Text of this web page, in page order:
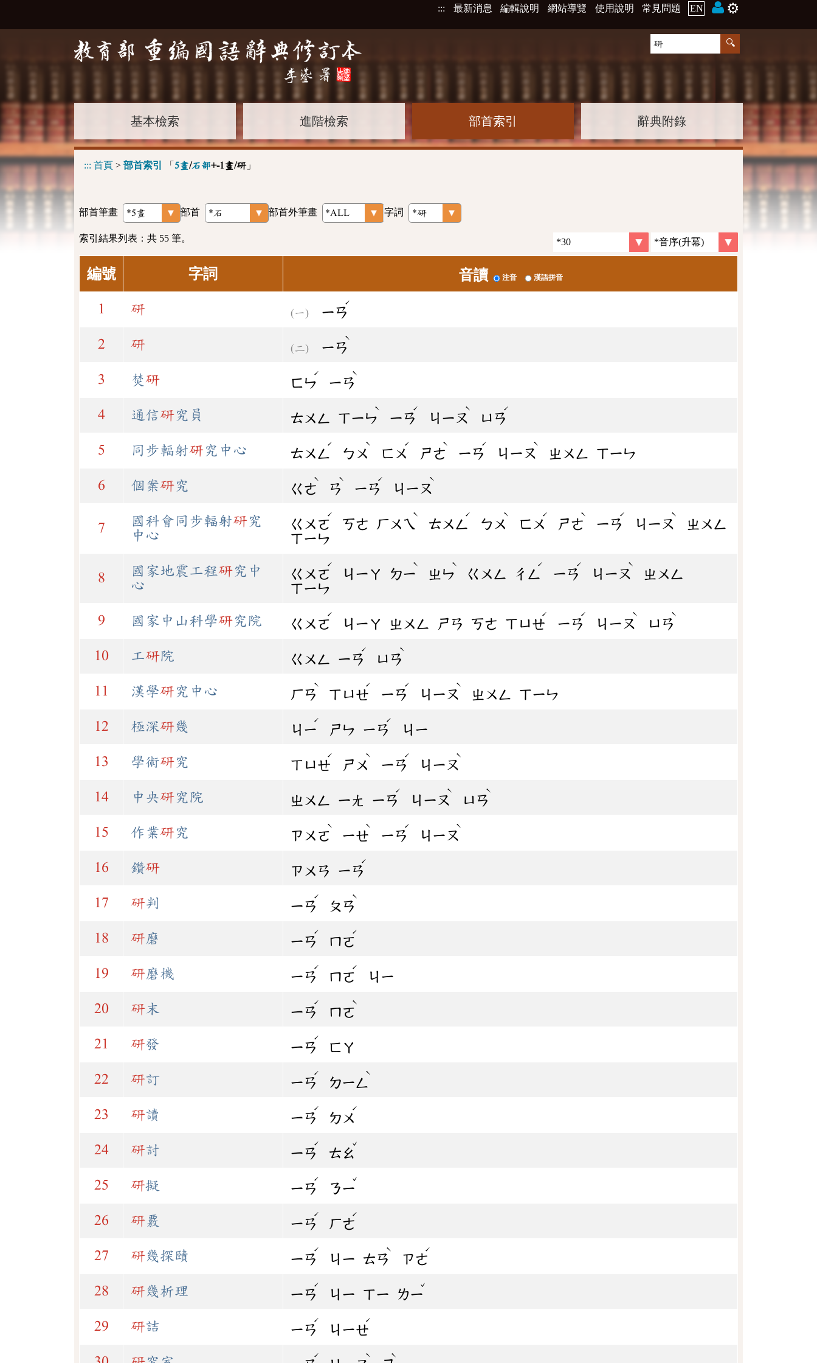
::: 最新消息 編輯說明 網站導覽 使用說明 常見問題 EN ⚙️
基本檢索 進階檢索 部首索引 辭典附錄
::: 首頁 > 部首索引 「 5畫/石部+-1畫/研」
部首筆畫 部首 部首外筆畫 字詞
索引結果列表：共 55 筆。
編號 字詞 音讀 注音 漢語拼音
1 研 ㄧㄢ
ˊ
2 研 ㄧㄢ
ˋ
3 焚研 ㄈㄣ
ˊ
ㄧㄢ
ˋ
4 通信研究員 ㄊㄨㄥ ㄒㄧㄣ
ˋ
ㄧㄢ
ˊ
ㄐㄧㄡ
ˋ
ㄩㄢ
ˊ
5 同步輻射研究中心 ㄊㄨㄥ
ˊ
ㄅㄨ
ˋ
ㄈㄨ
ˊ
ㄕㄜ
ˋ
ㄧㄢ
ˊ
ㄐㄧㄡ
ˋ
ㄓㄨㄥ ㄒㄧㄣ
6 個案研究 ㄍㄜ
ˋ
ㄢ
ˋ
ㄧㄢ
ˊ
ㄐㄧㄡ
ˋ
7 國科會同步輻射研究
中心
ㄍㄨㄛ
ˊ
ㄎㄜ ㄏㄨㄟ
ˋ
ㄊㄨㄥ
ˊ
ㄅㄨ
ˋ
ㄈㄨ
ˊ
ㄕㄜ
ˋ
ㄧㄢ
ˊ
ㄐㄧㄡ
ˋ
ㄓㄨㄥ
ㄒㄧㄣ
8 國家地震工程研究中
心
ㄍㄨㄛ
ˊ
ㄐㄧㄚ ㄉㄧ
ˋ
ㄓㄣ
ˋ
ㄍㄨㄥ ㄔㄥ
ˊ
ㄧㄢ
ˊ
ㄐㄧㄡ
ˋ
ㄓㄨㄥ
ㄒㄧㄣ
9 國家中山科學研究院 ㄍㄨㄛ
ˊ
ㄐㄧㄚ ㄓㄨㄥ ㄕㄢ ㄎㄜ ㄒㄩㄝ
ˊ
ㄧㄢ
ˊ
ㄐㄧㄡ
ˋ
ㄩㄢ
ˋ
10 工研院 ㄍㄨㄥ ㄧㄢ
ˊ
ㄩㄢ
ˋ
11 漢學研究中心 ㄏㄢ
ˋ
ㄒㄩㄝ
ˊ
ㄧㄢ
ˊ
ㄐㄧㄡ
ˋ
ㄓㄨㄥ ㄒㄧㄣ
12 極深研幾 ㄐㄧ
ˊ
ㄕㄣ ㄧㄢ
ˊ
ㄐㄧ
13 學術研究 ㄒㄩㄝ
ˊ
ㄕㄨ
ˋ
ㄧㄢ
ˊ
ㄐㄧㄡ
ˋ
14 中央研究院 ㄓㄨㄥ ㄧㄤ ㄧㄢ
ˊ
ㄐㄧㄡ
ˋ
ㄩㄢ
ˋ
15 作業研究 ㄗㄨㄛ
ˋ
ㄧㄝ
ˋ
ㄧㄢ
ˊ
ㄐㄧㄡ
ˋ
16 鑽研 ㄗㄨㄢ ㄧㄢ
ˊ
17 研判 ㄧㄢ
ˊ
ㄆㄢ
ˋ
18 研磨 ㄧㄢ
ˊ
ㄇㄛ
ˊ
19 研磨機 ㄧㄢ
ˊ
ㄇㄛ
ˊ
ㄐㄧ
20 研末 ㄧㄢ
ˊ
ㄇㄛ
ˋ
21 研發 ㄧㄢ
ˊ
ㄈㄚ
22 研訂 ㄧㄢ
ˊ
ㄉㄧㄥ
ˋ
23 研讀 ㄧㄢ
ˊ
ㄉㄨ
ˊ
24 研討 ㄧㄢ
ˊ
ㄊㄠ
ˇ
25 研擬 ㄧㄢ
ˊ
ㄋㄧ
ˇ
26 研覈 ㄧㄢ
ˊ
ㄏㄜ
ˊ
27 研幾探賾 ㄧㄢ
ˊ
ㄐㄧ ㄊㄢ
ˋ
ㄗㄜ
ˊ
28 研幾析理 ㄧㄢ
ˊ
ㄐㄧ ㄒㄧ ㄌㄧ
ˇ
29 研詰 ㄧㄢ
ˊ
ㄐㄧㄝ
ˊ
ˊ ˋ ˋ